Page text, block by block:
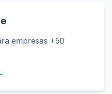
empresas +50